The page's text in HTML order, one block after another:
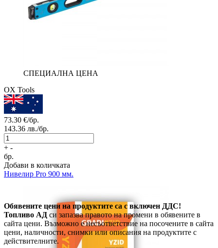
СПЕЦИАЛНА ЦЕНА
OX Tools
73.30 €/бр.
143.36 лв./бр.
+ -
бр.
Добави в количката
Нивелир Pro 900 мм.
Обявените цени на продуктите са с включен ДДС!
Топливо АД си запазва правото на промени в обявените в
сайта цени. Възможно е несъответствие на посочените в сайта
цени, наличности, снимки или описания на продуктите с
действителните.